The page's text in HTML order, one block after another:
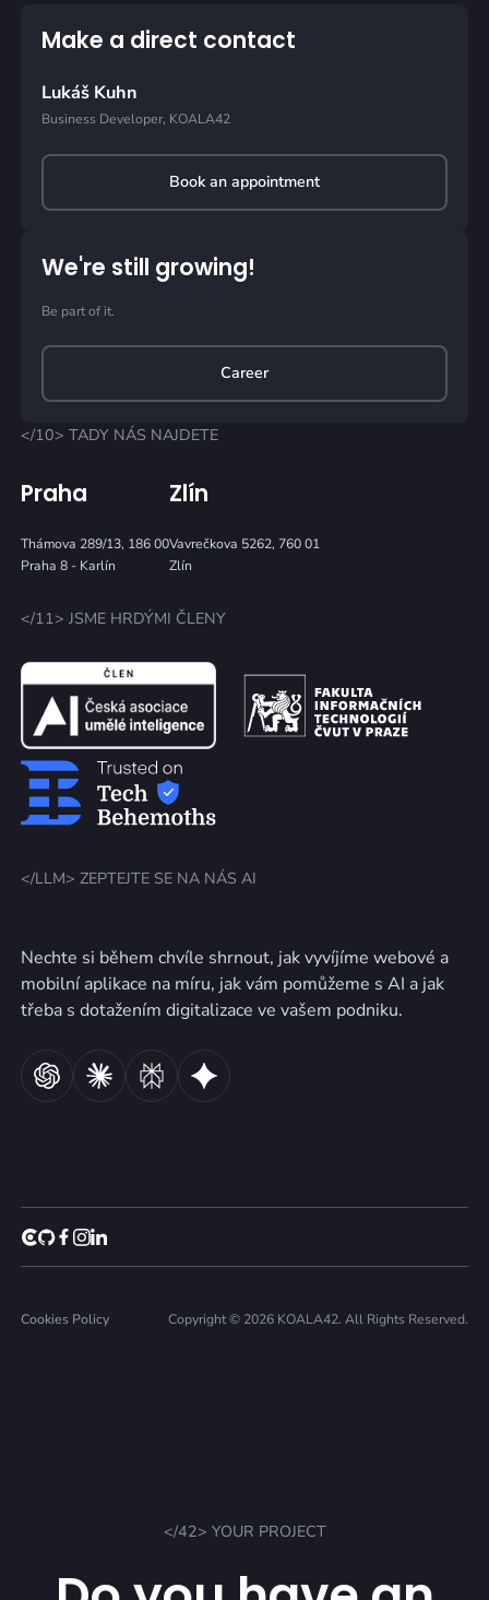
</10> TADY NÁS NAJDETE
Praha
Thámova 289/13, 186 00
Praha 8 - Karlín
Zlín
Vavrečkova 5262, 760 01
Zlín
</11> JSME HRDÝMI ČLENY
</LLM> ZEPTEJTE SE NA NÁS AI
Nechte si během chvíle shrnout, jak vyvíjíme webové a
mobilní aplikace na míru, jak vám pomůžeme s AI a jak
třeba s dotažením digitalizace ve vašem podniku.
Make a direct contact
Lukáš Kuhn
Business Developer, KOALA42
Book an appointment
We're still growing!
Be part of it.
Career
Cookies Policy Copyright © 2026 KOALA42. All Rights Reserved.
</42> YOUR PROJECT